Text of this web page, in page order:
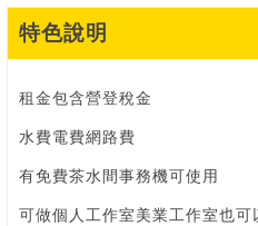
特色說明
租金包含營登稅金
水費電費網路費
有免費茶水間事務機可使用
可做個人工作室美業工作室也可